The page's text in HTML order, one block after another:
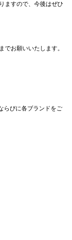
ますので、今後はぜひ
でお願いいたします。
らびに各ブランドをご